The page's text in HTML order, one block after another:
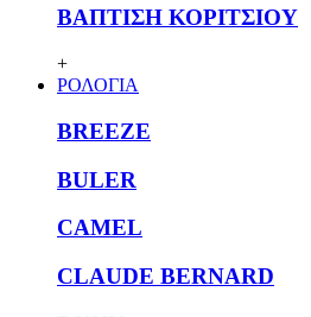
ΒΑΠΤΙΣΗ ΚΟΡΙΤΣΙΟΥ
+
ΡΟΛΟΓΙΑ
BREEZE
BULER
CAMEL
CLAUDE BERNARD